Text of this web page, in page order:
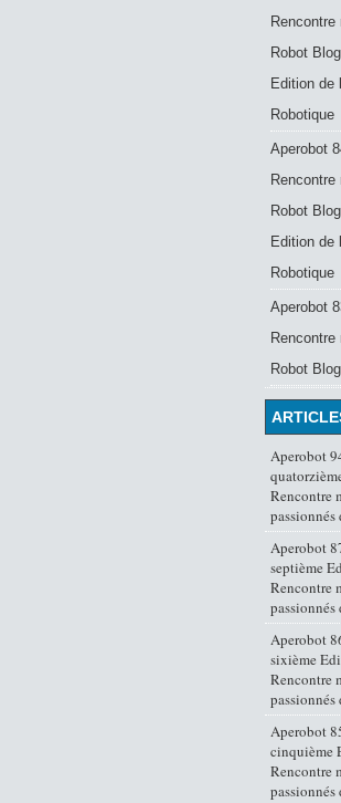
Rencontre
Robot Blog
Edition de
Robotique
Aperobot
Rencontre
Robot Blog
Edition de
Robotique
Aperobot
Rencontre
Robot Blog
Aperobot
Rencontre
Aperobot
septième
Rencontre
Aperobot
sixième
Rencontre
Aperobot
cinquième
Rencontre